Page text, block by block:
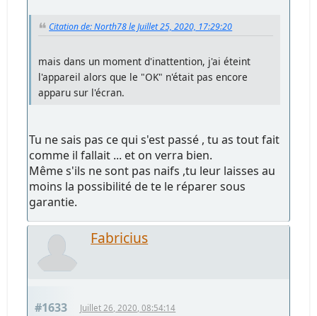
Citation de: North78 le Juillet 25, 2020, 17:29:20
mais dans un moment d'inattention, j'ai éteint
l'appareil alors que le "OK" n'était pas encore
apparu sur l'écran.
Tu ne sais pas ce qui s'est passé , tu as tout fait
comme il fallait ... et on verra bien.
Même s'ils ne sont pas naifs ,tu leur laisses au
moins la possibilité de te le réparer sous
garantie.
Fabricius
#1633 Juillet 26, 2020, 08:54:14